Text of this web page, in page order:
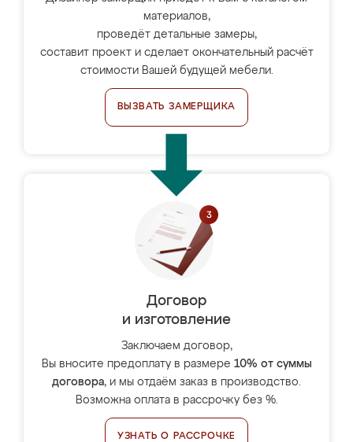
материалов,
проведёт детальные замеры,
составит проект и сделает окончательный расчёт
стоимости Вашей будущей мебели.
ВЫЗВАТЬ ЗАМЕРЩИКА
Договор
и изготовление
Заключаем договор,
Вы вносите предоплату в размере 10% от суммы
договора, и мы отдаём заказ в производство.
Возможна оплата в рассрочку без %.
УЗНАТЬ О РАССРОЧКЕ